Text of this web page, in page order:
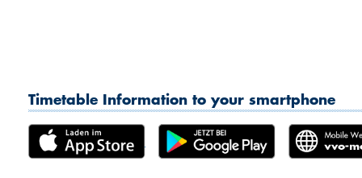
Timetable Information to your smartphone